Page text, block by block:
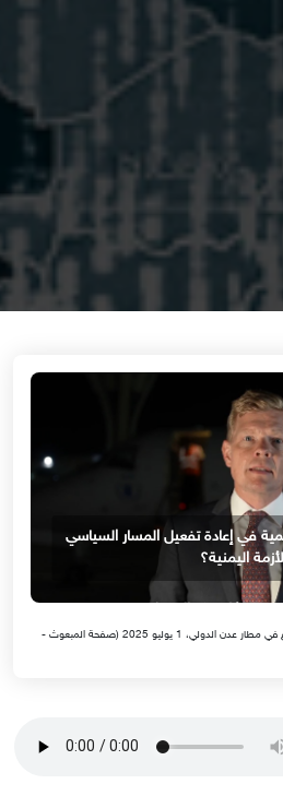
في إعادة تفعيل المسار السياسي
اليمنية؟
المبعوث الأممي إلى اليمن هانس غروندبرغ في مطار عدن الدولي، 1 يوليو 2025 (صفحة المبعوث -